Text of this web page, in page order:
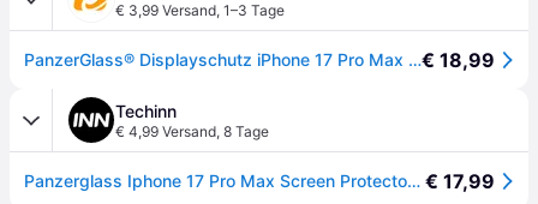
€ 3,99 Versand, 1–3 Tage
PanzerGlass® Displayschutz iPhone 17 Pro Max | Ultra-Wide Fit m. EasyAligner - Transparent€ 18,99
Techinn
€ 4,99 Versand, 8 Tage
Panzerglass Iphone 17 Pro Max Screen Protector Durchsichtig € 17,99